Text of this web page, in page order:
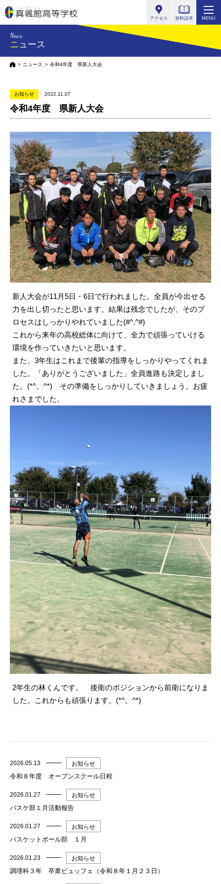
アクセス 資料請求 MENU
News
ニュース
HOMEニュース 令和4年度 県新人大会
お知らせ 2022.11.07
令和4年度 県新人大会
新人大会が11月5日・6日で行われました。全員が今出せる
力を出し切ったと思います。結果は残念でしたが、そのプ
ロセスはしっかりやれていました(#^.^#)
これから来年の高校総体に向けて、全力で頑張っていける
環境を作っていきたいと思います。
また、3年生はこれまで後輩の指導をしっかりやってくれま
した。「ありがとうございました」全員進路も決定しまし
た。(*^。^*) その準備をしっかりしていきましょう。お疲
れさまでした。
2年生の林くんです。 後衛のポジションから前衛になりま
した。これからも頑張ります。(*^。^*)
2026.05.13 お知らせ
令和８年度 オープンスクール日程
2026.01.27 お知らせ
バスケ部１月活動報告
2026.01.27 お知らせ
バスケットボール部 １月
2026.01.23 お知らせ
調理科３年 卒業ビュッフェ（令和８年１月２３日）